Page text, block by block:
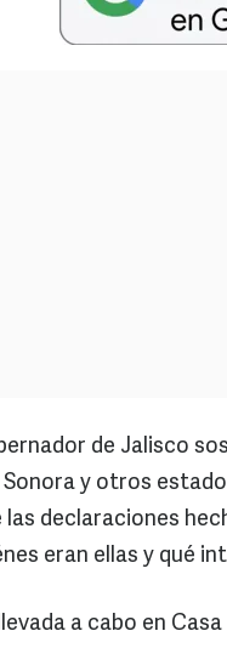
de Jalisco
y otros
las declaraciones
eran ellas y qué
a cabo en